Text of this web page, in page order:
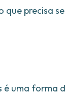
precisa
é uma forma